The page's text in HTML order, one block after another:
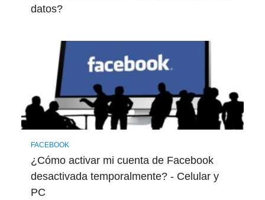
datos?
FACEBOOK
¿Cómo activar mi cuenta de Facebook
desactivada temporalmente? - Celular y
PC